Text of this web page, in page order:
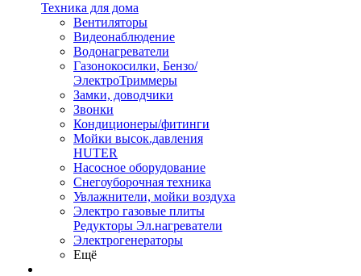
Техника для дома
Вентиляторы
Видеонаблюдение
Водонагреватели
Газонокосилки, Бензо/
ЭлектроТриммеры
Замки, доводчики
Звонки
Кондиционеры/фитинги
Мойки высок.давления
HUTER
Насосное оборудование
Снегоуборочная техника
Увлажнители, мойки воздуха
Электро газовые плиты
Редукторы Эл.нагреватели
Электрогенераторы
Ещё